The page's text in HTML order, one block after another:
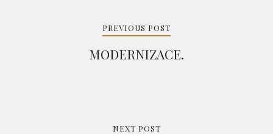
PREVIOUS POST
MODERNIZACE.
NEXT POST